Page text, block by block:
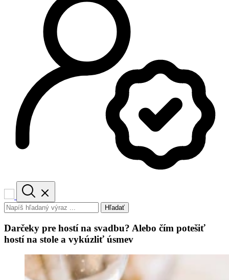
Hľadať
Darčeky pre hostí na svadbu? Alebo čím potešiť
hostí na stole a vykúzliť úsmev